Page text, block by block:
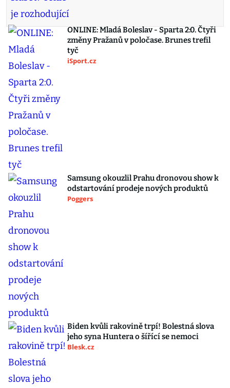
ONLINE: Mladá Boleslav - Sparta 2:0. Čtyři
změny Pražanů v poločase. Brunes trefil
tyč
iSport.cz
Samsung okouzlil Prahu dronovou show k
odstartování prodeje nových produktů
Poggers
Biden kvůli rakovině trpí! Bolestná slova
jeho syna Huntera o šířící se nemoci
Blesk.cz